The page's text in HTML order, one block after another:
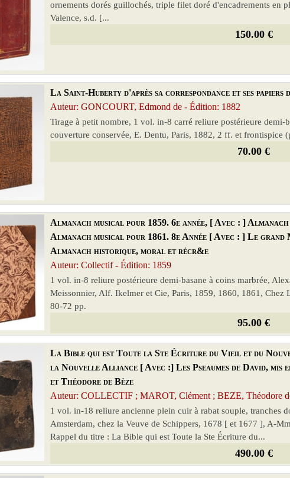
ornements dorés guillochés, triple filet doré d'encadrements en
Valence, s.d. [...
150.00 €
La Saint-Huberty d'après sa correspondance et ses papiers
Auteur: GONCOURT, Edmond de - Édition: 1882
Tirage à petit nombre, 1 vol. in-8 carré reliure postérieure demi-
couverture conservée, E. Dentu, Paris, 1882, 2 ff. et frontispice
70.00 €
Almanach musical pour 1859. 6e année, [ Avec : ]
Almanach musical pour 1861. 8e Année [ Avec : ] Le
Almanach historique, moral et récr&e
Auteur: Collectif - Édition: 1859
1 vol. in-8 reliure postérieure demi-basane à coins marbrée,
Meissonnier, Alf. Ikelmer et Cie, Paris, 1859, 1860, 1861, Chez
80-72 pp.
95.00 €
La Bible qui est Toute la Ste Écriture du Vieil et du
la Nouvelle Alliance [ Avec :] Les Pseaumes de David, mis
et Théodore de Bèze
Auteur: COLLECTIF ; MAROT, Clément ; BEZE, Théodore
1 vol. in-18 reliure ancienne plein cuir à rabat souple, tranches
Amsterdam, chez la Veuve de Schippers, 1678 [ et 1677 ], A-
Rappel du titre : La Bible qui est Toute la Ste Écriture du...
490.00 €